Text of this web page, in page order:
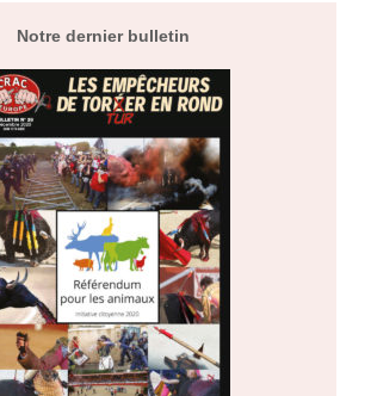
Notre dernier bulletin